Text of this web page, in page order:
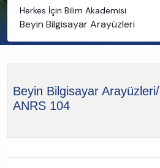
Herkes İçin Bilim Akademisi
Beyin Bilgisayar Arayüzleri
Beyin Bilgisayar Arayüzleri/
ANRS 104